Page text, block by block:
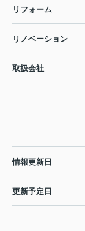
リフォーム
リノベーション
取扱会社
情報更新日
更新予定日